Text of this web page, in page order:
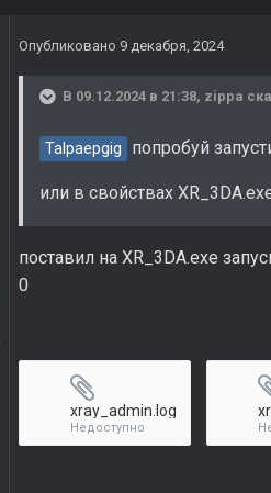
Опубликовано 9 декабря, 2024
В 09.12.2024 в 21:38, zippa
Talpaepgig попробуй
или в свойствах
поставил на XR_3DA.exe
0
xray_admin.log
Недоступно